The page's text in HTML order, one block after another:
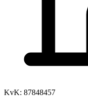
KvK: 87848457